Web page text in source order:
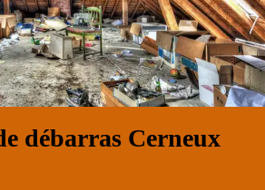
débarras Cerneux